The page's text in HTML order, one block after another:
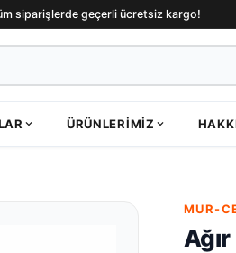
siparişlerde geçerli ücretsiz kargo!
ÜRÜNLERIMIZ
MUR-